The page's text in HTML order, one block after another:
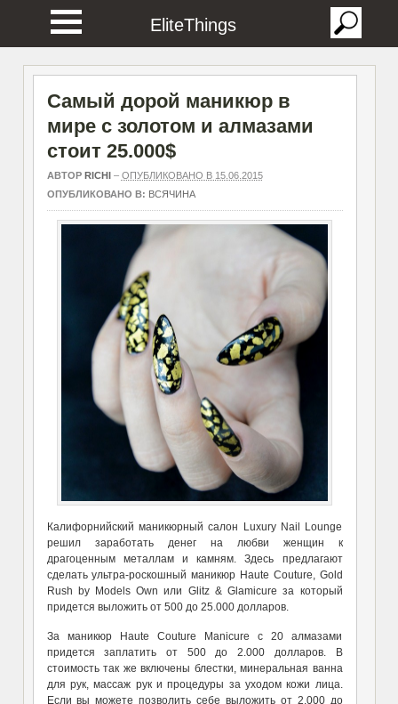
EliteThings
Самый дорой маникюр в
мире с золотом и алмазами
стоит 25.000$
АВТОР RICHI– ОПУБЛИКОВАНО В 15.06.2015
ОПУБЛИКОВАНО В: ВСЯЧИНА
Калифорнийский маникюрный салон Luxury Nail Lounge
решил заработать денег на любви женщин к
драгоценным металлам и камням. Здесь предлагают
сделать ультра-роскошный маникюр Haute Couture, Gold
Rush by Models Own или Glitz & Glamicure за который
придется выложить от 500 до 25.000 долларов.
За маникюр Haute Couture Manicure с 20 алмазами
придется заплатить от 500 до 2.000 долларов. В
стоимость так же включены блестки, минеральная ванна
для рук, массаж рук и процедуры за уходом кожи лица.
Если вы можете позволить себе выложить от 2.000 до